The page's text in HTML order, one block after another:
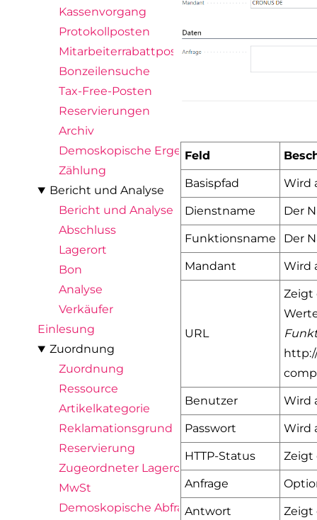
Kassenvorgang
Protokollposten
Mitarbeiterrabattposten
Bonzeilensuche
Tax-Free-Posten
Reservierungen
Archiv
Demoskopische Ergebnisse
Zählung
Bericht und Analyse
Bericht und Analyse
Abschluss
Lagerort
Bon
Analyse
Verkäufer
Einlesung
Zuordnung
Zuordnung
Ressource
Artikelkategorie
Reklamationsgrund
Reservierung
Zugeordneter Lagerort
MwSt
Demoskopische Abfrage
Feld
Basispfad Wird
Dienstname Der
Funktionsname Der
Mandant Wird
URL
Zeigt
Benutzer Wird
Passwort Wird
HTTP-Status Zeigt
Anfrage
Antwort Zeigt